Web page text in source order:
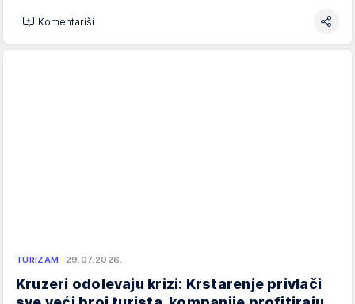
Komentariši
TURIZAM 29.07.2026.
Kruzeri odolevaju krizi: Krstarenje privlači